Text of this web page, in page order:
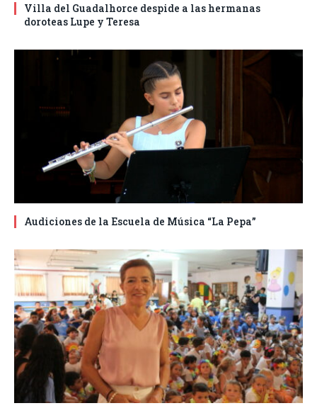
Villa del Guadalhorce despide a las hermanas
doroteas Lupe y Teresa
Audiciones de la Escuela de Música “La Pepa”